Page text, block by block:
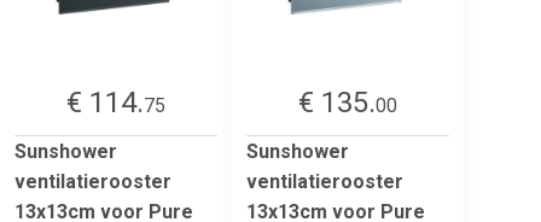
€ 114.75
Sunshower
ventilatierooster
13x13cm voor Pure
€ 135.00
Sunshower
ventilatierooster
13x13cm voor Pure